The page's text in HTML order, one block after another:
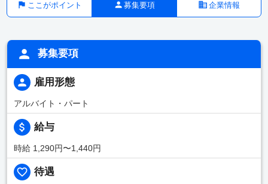
ここがポイント 募集要項 企業情報
募集要項
雇用形態
アルバイト・パート
給与
時給 1,290円〜1,440円
待遇